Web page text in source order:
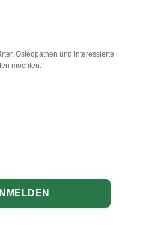
Osteopathen und interessierte
möchten.